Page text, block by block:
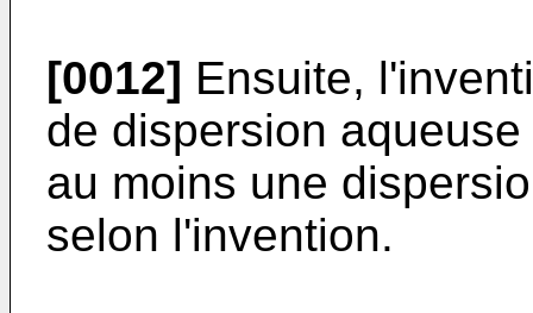
[0012] Ensuite,
de dispersion
au moins une
selon l'invention.